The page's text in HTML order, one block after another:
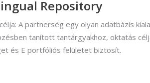
festő és média designer
festő és média designer
, jelmez- és díszlettervező
Repository
A partnerség egy olyan adatbázis
tanított tantárgyakhoz, oktatás
és E portfóliós felületet biztosít.